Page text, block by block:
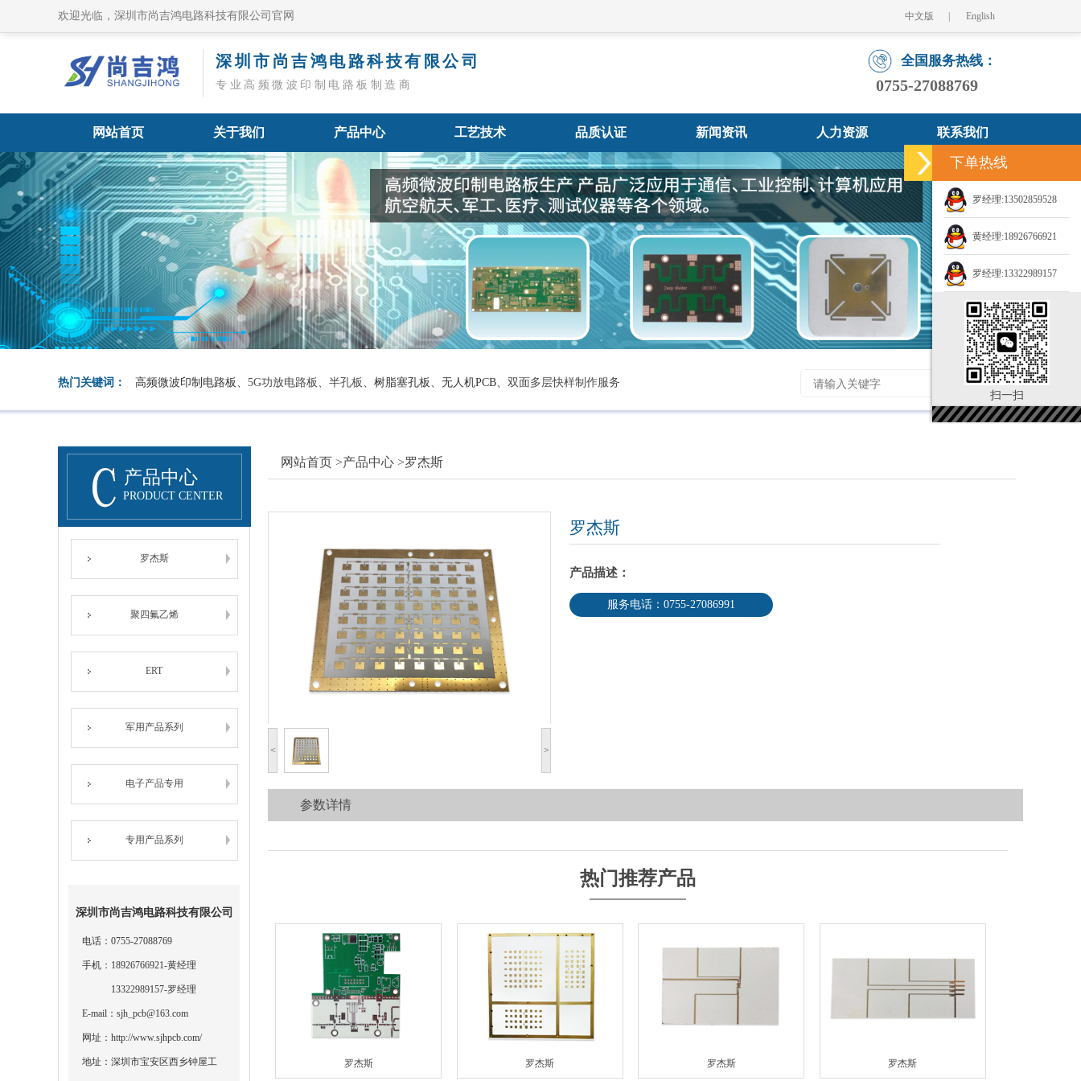
欢迎光临，深圳市尚吉鸿电路科技有限公司官网 中文版 English
深圳市尚吉鸿电路科技有限公司
专业高频微波印制电路板制造商
全国服务热线：
0755-27088769
网站首页 关于我们 产品中心 工艺技术 品质认证 新闻资讯 人力资源 联系我们
热门关键词： 高频微波印制电路板、 5G功放电路板、半孔板 、树脂塞孔板、无人机PCB、 双面多层快样制作服务
产品中心
PRODUCT CENTER
罗杰斯
聚四氟乙烯
ERT
军用产品系列
电子产品专用
专用产品系列
深圳市尚吉鸿电路科技有限公司
电话：0755-27088769
手机：18926766921-黄经理
13322989157-罗经理
E-mail：sjh_pcb@163.com
网址：http://www.sjhpcb.com/
地址：深圳市宝安区西乡钟屋工
网站首页 >产品中心 >罗杰斯
< >
罗杰斯
产品描述：
服务电话：0755-27086991
参数详情
热门推荐产品
罗杰斯 罗杰斯 罗杰斯 罗杰斯
下单热线
罗经理:13502859528
黄经理:18926766921
罗经理:13322989157
扫一扫